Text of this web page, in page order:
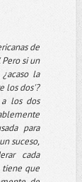
de
si un
la
los dos'?
los dos
para
suceso,
cada
tiene que